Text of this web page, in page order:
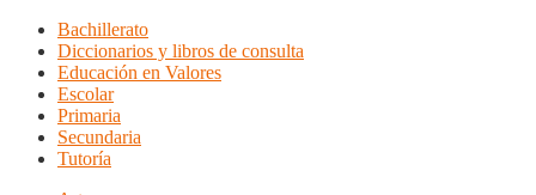
Bachillerato
Diccionarios y libros de consulta
Educación en Valores
Escolar
Primaria
Secundaria
Tutoría